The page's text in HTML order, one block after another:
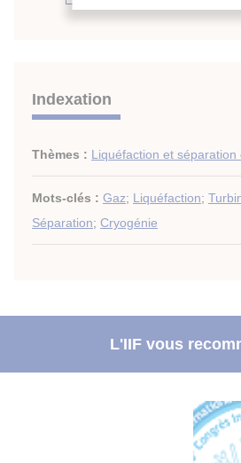
Indexation
Thèmes : Liquéfaction et séparation
Mots-clés : Gaz; Liquéfaction;
Séparation; Cryogénie
L'IIF vous